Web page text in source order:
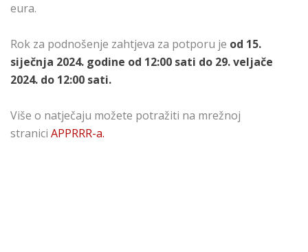
eura.
Rok za podnošenje zahtjeva za potporu je od 15.
siječnja 2024. godine od 12:00 sati do 29. veljače
2024. do 12:00 sati.
Više o natječaju možete potražiti na mrežnoj
stranici APPRRR-a.